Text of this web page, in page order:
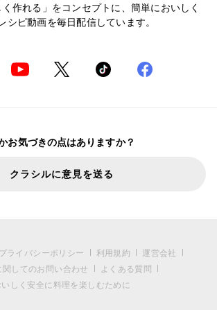
く作れる」をコンセプトに、簡単においしく
シピ動画を毎日配信しています。
お気づきの点はありますか？
クラシルに意見を送る
プライバシーポリシー 利用規約
運営会社
関してのお問い合わせ
よくある質問
いしく安全に料理を楽しむために